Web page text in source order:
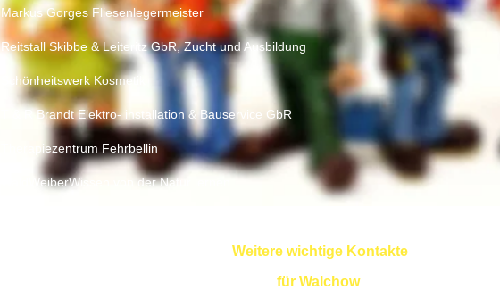
Markus Gorges Fliesenlegermeister
Reitstall Skibbe & Leiteritz GbR, Zucht und Ausbildung
Schönheitswerk Kosmetik
T & R Brandt Elektro- installation & Bauservice GbR
Therapiezentrum Fehrbellin
WaldWeiberWissen von der Natur lernen
Weitere wichtige Kontakte
für Walchow